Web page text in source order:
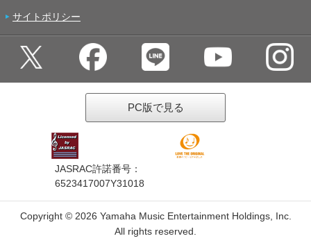
サイトポリシー
PC版で見る
JASRAC許諾番号：
6523417007Y31018
Copyright © 2026 Yamaha Music Entertainment Holdings, Inc.
All rights reserved.